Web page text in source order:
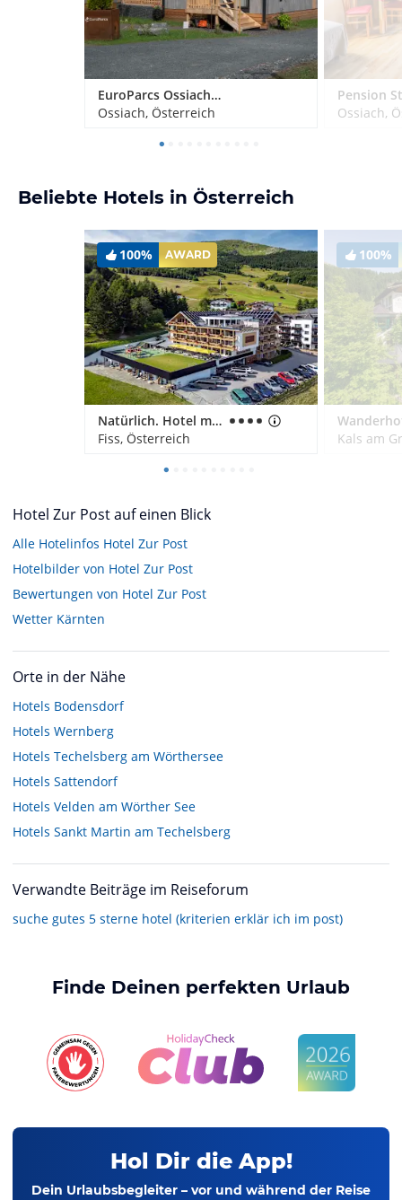
EuroParcs Ossiacher See
Ossiach, Österreich
Ossiach,
Beliebte Hotels in Österreich
100% AWARD
Natürlich. Hotel mit Charakter
Fiss, Österreich
100%
Kals am
Hotel Zur Post auf einen Blick
Alle Hotelinfos Hotel Zur Post
Hotelbilder von Hotel Zur Post
Bewertungen von Hotel Zur Post
Wetter Kärnten
Orte in der Nähe
Hotels Bodensdorf
Hotels Wernberg
Hotels Techelsberg am Wörthersee
Hotels Sattendorf
Hotels Velden am Wörther See
Hotels Sankt Martin am Techelsberg
Verwandte Beiträge im Reiseforum
suche gutes 5 sterne hotel (kriterien erklär ich im post)
Finde Deinen perfekten Urlaub
Hol Dir die App!
Dein Urlaubsbegleiter – vor und während der Reise